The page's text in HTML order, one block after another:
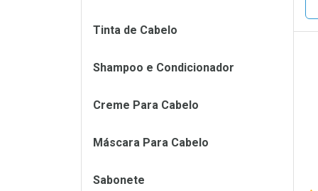
Tinta de Cabelo
Shampoo e Condicionador
Creme Para Cabelo
Máscara Para Cabelo
Sabonete